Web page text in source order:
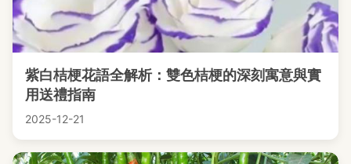
紫白桔梗花語全解析：雙色桔梗的深刻寓意與實
用送禮指南
2025-12-21